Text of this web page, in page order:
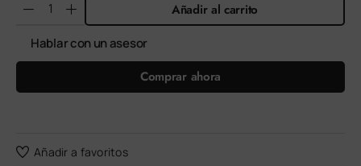
Añadir al carrito
Hablar con un asesor
Comprar ahora
Añadir a favoritos